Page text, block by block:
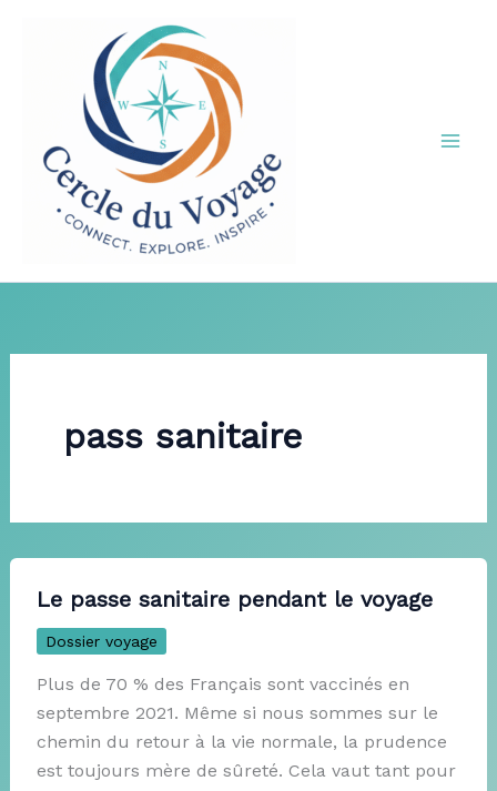
pass sanitaire
Le passe sanitaire pendant le voyage
Dossier voyage
Plus de 70 % des Français sont vaccinés en
septembre 2021. Même si nous sommes sur le
chemin du retour à la vie normale, la prudence
est toujours mère de sûreté. Cela vaut tant pour